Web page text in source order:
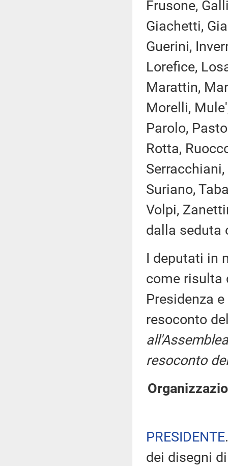
Frusone,
Giachetti,
Guerini,
Lorefice,
Marattin,
Morelli,
Parolo,
Rotta,
Suriano,
Volpi,
dalla seduta
I deputati in
come risulta
Presidenza
resoconto
resoconto
PRESIDENTE
dei disegni